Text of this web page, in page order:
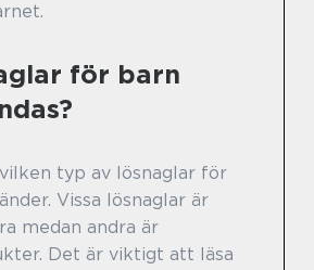
för barn
typ av lösnaglar för
Vissa lösnaglar är
medan andra är
Det är viktigt att läsa